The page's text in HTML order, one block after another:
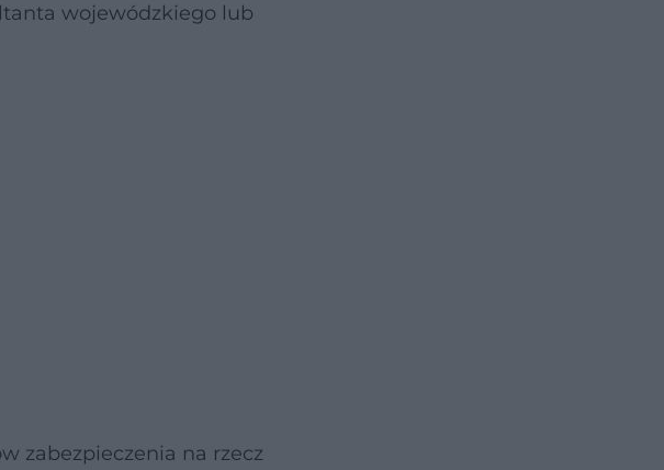
wojewódzkiego lub
zabezpieczenia na rzecz